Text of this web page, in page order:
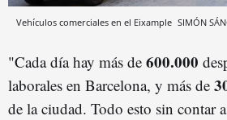
Vehículos comerciales en el Eixample SIMÓN
"Cada día hay más de 600.000
laborales en Barcelona, y más de
de la ciudad. Todo esto sin contar